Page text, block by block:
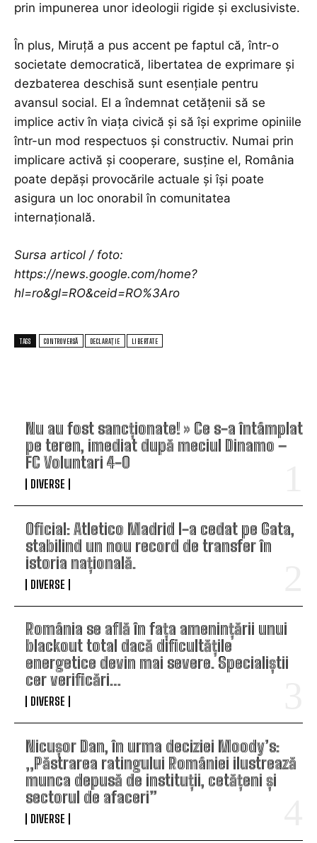
Nu au fost sancționate! » Ce s-a întâmplat
pe teren, imediat după meciul Dinamo –
FC Voluntari 4-0
DIVERSE
Oficial: Atletico Madrid l-a cedat pe Gata,
stabilind un nou record de transfer în
istoria națională.
DIVERSE
România se află în fața amenințării unui
blackout total dacă dificultățile
energetice devin mai severe. Specialiștii
cer verificări…
DIVERSE
Nicușor Dan, în urma deciziei Moody’s:
„Păstrarea ratingului României ilustrează
munca depusă de instituții, cetățeni și
sectorul de afaceri”
DIVERSE
prin impunerea unor ideologii rigide și exclusiviste.
În plus, Miruță a pus accent pe faptul că, într-o
societate democratică, libertatea de exprimare și
dezbaterea deschisă sunt esențiale pentru
avansul social. El a îndemnat cetățenii să se
implice activ în viața civică și să își exprime opiniile
într-un mod respectuos și constructiv. Numai prin
implicare activă și cooperare, susține el, România
poate depăși provocările actuale și își poate
asigura un loc onorabil în comunitatea
internațională.
Sursa articol / foto:
https://news.google.com/home?
hl=ro&gl=RO&ceid=RO%3Aro
TAGS CONTROVERSĂ DECLARAȚIE LIBERTATE